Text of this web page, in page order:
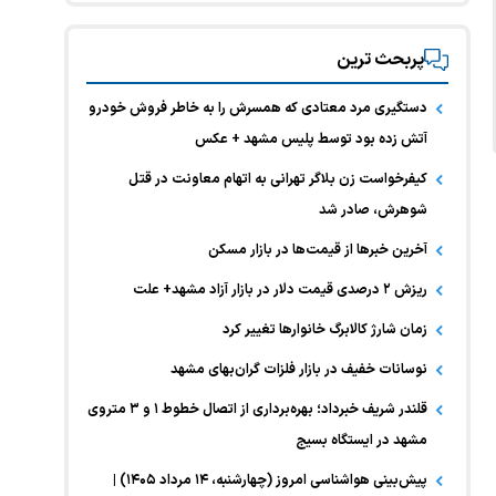
پربحث ترین
دستگیری مرد معتادی که همسرش را به خاطر فروش خودرو
آتش زده بود توسط پلیس مشهد + عکس
کیفرخواست زن بلاگر تهرانی به اتهام معاونت در قتل
شوهرش، صادر شد
آخرین خبر‌ها از قیمت‌ها در بازار مسکن
ریزش ۲ درصدی قیمت دلار در بازار آزاد مشهد+ علت
زمان شارژ کالابرگ خانوارها تغییر کرد
نوسانات خفیف در بازار فلزات گران‌بهای مشهد
قلندر شریف خبرداد؛ بهره‌برداری از اتصال خطوط ۱ و ۳ متروی
مشهد در ایستگاه بسیج
پیش‌بینی هواشناسی امروز (چهارشنبه، ۱۴ مرداد ۱۴۰۵) |